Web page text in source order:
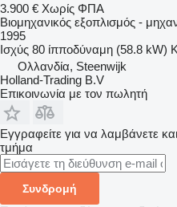
3.900 € Χωρίς ΦΠΑ
Βιομηχανικός εξοπλισμός -
1995
Ισχύς 80 ίπποδύναμη (58.8 kW)
Ολλανδία, Steenwijk
Holland-Trading B.V
Επικοινωνία με τον πωλητή
Εγγραφείτε για να λαμβάνετε
τμήμα
Συνδρομή